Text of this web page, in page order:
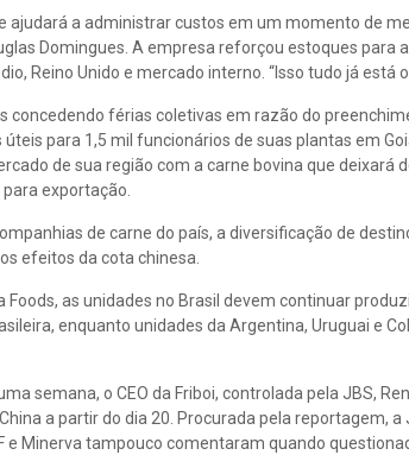
ajudará a administrar custos em um momento de
Domingues. A empresa reforçou estoques
Reino Unido e mercado interno. “Isso tudo já
concedendo férias coletivas em razão do
para 1,5 mil funcionários de suas plantas em
de sua região com a carne bovina que deixará
exportação.
de carne do país, a diversificação de
efeitos da cota chinesa.
Foods, as unidades no Brasil devem continuar
enquanto unidades da Argentina, Uruguai e
semana, o CEO da Friboi, controlada pela JBS,
a partir do dia 20. Procurada pela reportagem,
e Minerva tampouco comentaram quando